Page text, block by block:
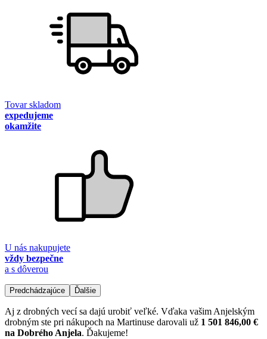
Tovar skladom
expedujeme
okamžite
U nás nakupujete
vždy bezpečne
a s dôverou
Predchádzajúce Ďalšie
Aj z drobných vecí sa dajú urobiť veľké. Vďaka vašim Anjelským
drobným ste pri nákupoch na Martinuse darovali už 1 501 846,00 €
na Dobrého Anjela. Ďakujeme!